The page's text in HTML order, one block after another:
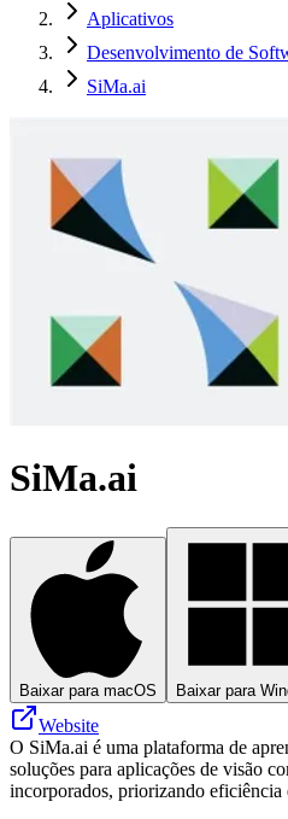
Aplicativos
Desenvolvimento de
SiMa.ai
SiMa.ai
Baixar para macOS Baixar
Website
O SiMa.ai é uma plataforma de
soluções para aplicações de visão
incorporados, priorizando eficiência